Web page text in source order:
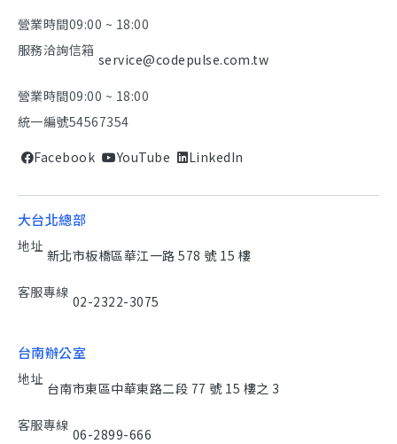
營業時間09:00 ~ 18:00
服務洽詢信箱
service@codepulse.com.tw
營業時間09:00 ~ 18:00
統一編號54567354
Facebook YouTube LinkedIn
大台北總部
地址
新北市板橋區華江一路 578 號 15 樓
客服專線
02-2322-3075
台南辦公室
地址
台南市東區中華東路二段 77 號 15 樓之 3
客服專線
06-2899-666